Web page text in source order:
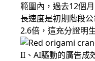
範圍內，過去12個
長速度是初期階段
2.6倍，這充分證明
II、AI驅動的廣告成